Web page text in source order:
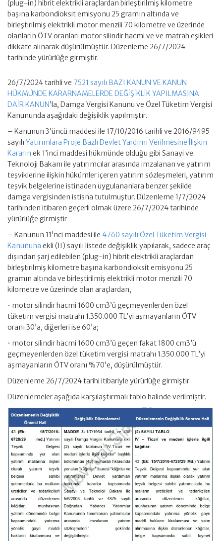
(plug-in) hibrit elektrikli araçlardan birleştirilmiş kilometre
başına karbondioksit emisyonu 25 gramın altında ve
birleştirilmiş elektrikli motor menzili 70 kilometre ve üzerinde
olanların ÖTV oranları motor silindir hacmi ve ve matrah eşikleri
dikkate alınarak düşürülmüştür. Düzenleme 26/7/2024
tarihinde yürürlüğe girmiştir.
26/7/2024 tarihli ve 7521 sayılı BAZI KANUN VE KANUN
HÜKMÜNDE KARARNAMELERDE DEĞİŞİKLİK YAPILMASINA
DAİR KANUN’la, Damga Vergisi Kanunu ve Özel Tüketim Vergisi
Kanununda aşağıdaki değişiklik yapılmıştır.
– Kanunun 3’üncü maddesi ile 17/10/2016 tarihli ve 2016/9495
sayılı Yatırımlara Proje Bazlı Devlet Yardımı Verilmesine İlişkin
Kararın ek 1’inci maddesi hükmünde olduğu gibi Sanayi ve
Teknoloji Bakanı ile yatırımcılar arasında imzalanan ve yatırım
teşviklerine ilişkin hükümler içeren yatırım sözleşmeleri, yatırım
teşvik belgelerine istinaden uygulananlara benzer şekilde
damga vergisinden istisna tutulmuştur. Düzenleme 1/7/2024
tarihinden itibaren geçerli olmak üzere 26/7/2024 tarihinde
yürürlüğe girmiştir
– Kanunun 11’nci maddesi ile 4760 sayılı Özel Tüketim Vergisi
Kanununa ekli (II) sayılı listede değişiklik yapılarak, sadece araç
dışından şarj edilebilen (plug-in) hibrit elektrikli araçlardan
birleştirilmiş kilometre başına karbondioksit emisyonu 25
gramın altında ve birleştirilmiş elektrikli motor menzili 70
kilometre ve üzerinde olan araçlardan,
• motor silindir hacmi 1600 cm3’ü geçmeyenlerden özel
tüketim vergisi matrahı 1.350.000 TL’yi aşmayanların ÖTV
oranı 30’a, diğerleri ise 60’a;
• motor silindir hacmi 1600 cm3’ü geçen fakat 1800 cm3’ü
geçmeyenlerden özel tüketim vergisi matrahı 1.350.000 TL’yi
aşmayanların ÖTV oranı %70’e, düşürülmüştür.
Düzenleme 26/7/2024 tarihi itibariyle yürürlüğe girmiştir.
Düzenlemeler aşağıda karşılaştırmalı tablo halinde verilmiştir.